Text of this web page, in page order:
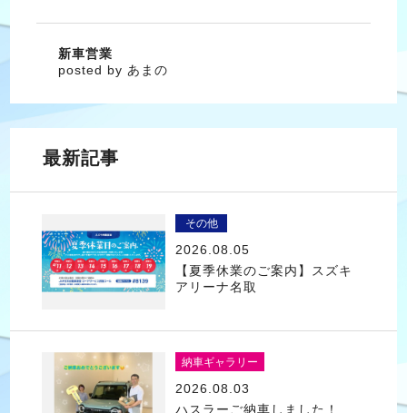
新車営業
posted by あまの
最新記事
その他
2026.08.05
【夏季休業のご案内】スズキ
アリーナ名取
納車ギャラリー
2026.08.03
ハスラーご納車しました！